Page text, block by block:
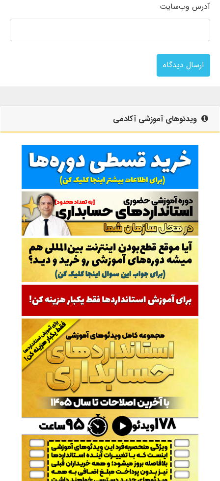
آدرس وب‌سایت
ارسال دیدگاه
ویدئوهای آموزشی آکادمی